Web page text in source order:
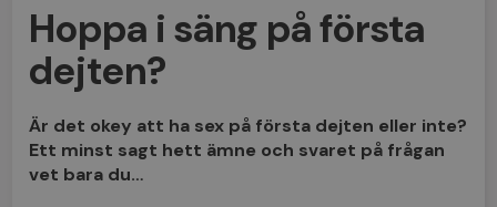
Hoppa i säng på första
dejten?
Är det okey att ha sex på första dejten eller inte?
Ett minst sagt hett ämne och svaret på frågan
vet bara du…